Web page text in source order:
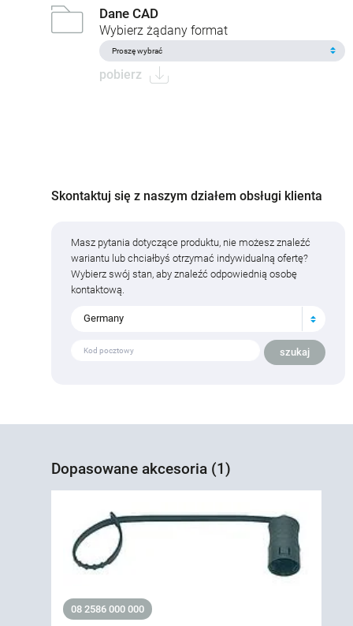
Dane CAD
Wybierz żądany format
pobierz
Skontaktuj się z naszym działem obsługi klienta
Masz pytania dotyczące produktu, nie możesz znaleźć
wariantu lub chciałbyś otrzymać indywidualną ofertę?
Wybierz swój stan, aby znaleźć odpowiednią osobę
kontaktową.
Germany
Dopasowane akcesoria (1)
08 2586 000 000